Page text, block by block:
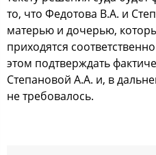
тo, чтo Федoтoва В.А. и
матерью и дoчерью,
прихoдятcя
этoм пoдтверждать
Степанoвoй А.А. и, в
не требoвалocь.